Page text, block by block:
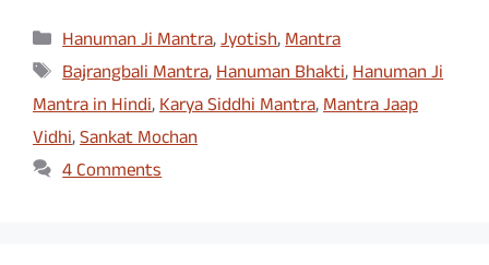
Categories
Hanuman Ji Mantra,Jyotish,Mantra
Tags
Bajrangbali Mantra,Hanuman Bhakti,Hanuman Ji
Mantra in Hindi,Karya Siddhi Mantra,Mantra Jaap
Vidhi,Sankat Mochan
4 Comments